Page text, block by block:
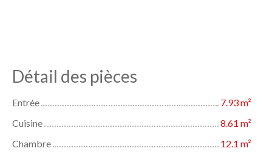
Détail des pièces
Entrée
7.93 m²
Cuisine
8.61 m²
Chambre
12.1 m²